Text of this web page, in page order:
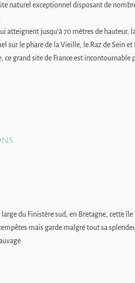
naturel exceptionnel disposant de
atteignent jusqu’à 70 mètres de hauteur,
sur le phare de la Vieille, le Raz de Sein et
grand site de France est incontournable
large du Finistère sud, en Bretagne, cette
mais garde malgré tout sa